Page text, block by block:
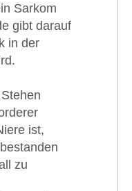
Sarkom
gibt darauf
in der
ist,
zu